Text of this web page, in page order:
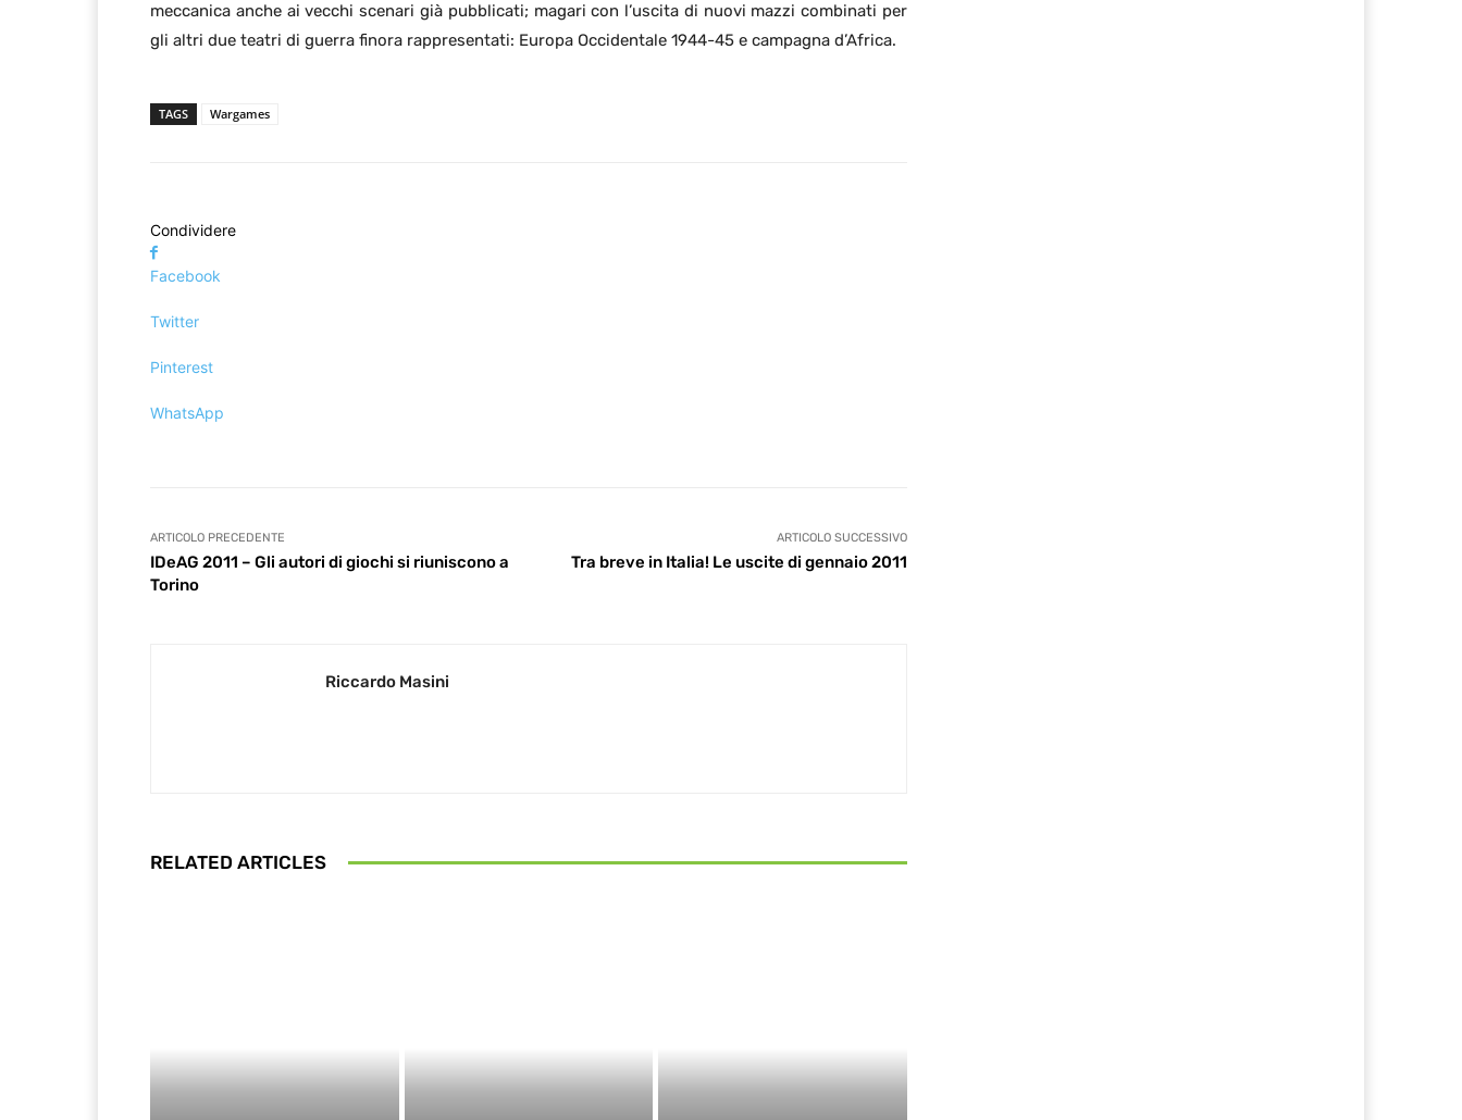
meccanica anche ai vecchi scenari già pubblicati; magari con l’uscita di nuovi mazzi combinati per
gli altri due teatri di guerra finora rappresentati: Europa Occidentale 1944-45 e campagna d’Africa.
TAGS Wargames
Condividere
Facebook
Twitter
Pinterest
WhatsApp
ARTICOLO PRECEDENTE
IDeAG 2011 – Gli autori di giochi si riuniscono a
Torino
ARTICOLO SUCCESSIVO
Tra breve in Italia! Le uscite di gennaio 2011
Riccardo Masini
RELATED ARTICLES